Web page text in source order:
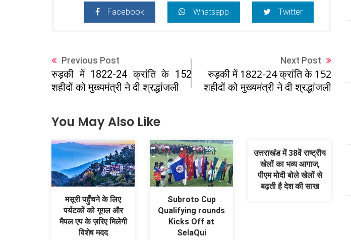
Facebook Whatsapp Twitter
Previous Post
रुड़की में 1822-24 क्रांति के 152
शहीदों को मुख्यमंत्री ने दी श्रद्धांजली
Next Post
रुड़की में 1822-24 क्रांति के 152
शहीदों को मुख्यमंत्री ने दी श्रद्धांजली
You May Also Like
मसूरी पहुँचने के लिए
पर्यटकों को गूगल और
मैपल एप के ज़रिए मिलेगी
विशेष मदद
Subroto Cup
Qualifying rounds
Kicks Off at
SelaQui
उत्तराखंड में 38वें राष्ट्रीय
खेलों का भव्य आगाज,
पीएम मोदी बोले खेलों से
बढ़ती है देश की साख